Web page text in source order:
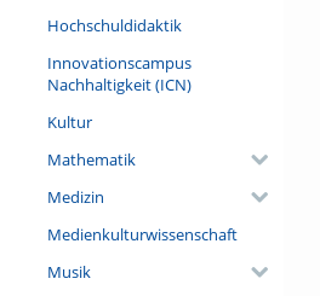
Hochschuldidaktik
Innovationscampus
Nachhaltigkeit (ICN)
Kultur
Mathematik
Medizin
Medienkulturwissenschaft
Musik